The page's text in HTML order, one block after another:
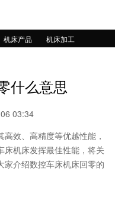
机床产品
机床加工
什么意思
03:34
效、高精度等优越性能，
床机床发挥最佳性能，将关
家介绍数控车床机床回零的